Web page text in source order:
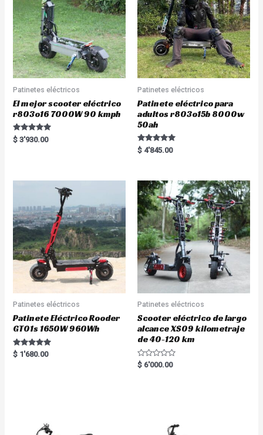
Patinetes eléctricos
El mejor scooter eléctrico
r803o16 7000W 90 kmph
Rated
5.00
$ 3'930.00
Patinetes eléctricos
Patinete eléctrico para
adultos r803o15b 8000w
50ah
Rated
5.00
$ 4'845.00
Patinetes eléctricos
Patinete Eléctrico Rooder
GT01s 1650W 960Wh
Rated
5.00
$ 1'680.00
Patinetes eléctricos
Scooter eléctrico de largo
alcance XS09 kilometraje
de 40-120 km
R
a
$ 6'000.00